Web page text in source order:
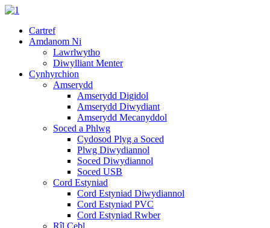
Cartref
Amdanom Ni
Lawrlwytho
Diwylliant Menter
Cynhyrchion
Amserydd
Amserydd Digidol
Amserydd Diwydiant
Amserydd Mecanyddol
Soced a Phlwg
Cydosod Plyg a Soced
Plwg Diwydiannol
Soced Diwydiannol
Soced USB
Cord Estyniad
Cord Estyniad Diwydiannol
Cord Estyniad PVC
Cord Estyniad Rwber
Rîl Cebl